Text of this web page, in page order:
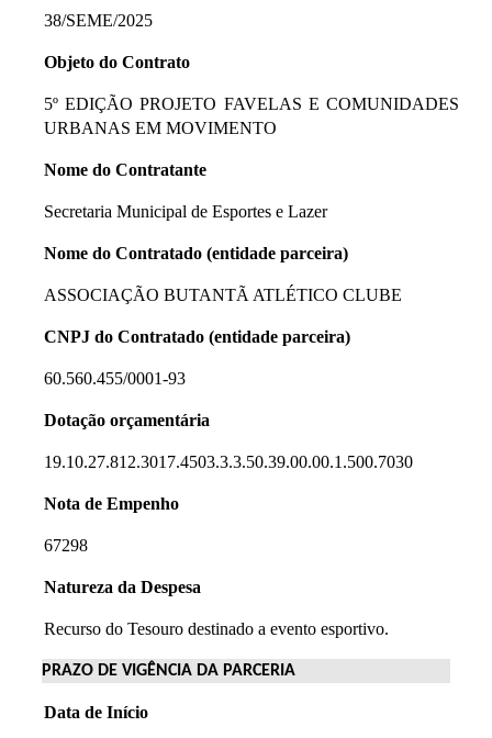
38/SEME/2025
Objeto do Contrato
5º EDIÇÃO PROJETO FAVELAS E COMUNIDADES
URBANAS EM MOVIMENTO
Nome do Contratante
Secretaria Municipal de Esportes e Lazer
Nome do Contratado (entidade parceira)
ASSOCIAÇÃO BUTANTÃ ATLÉTICO CLUBE
CNPJ do Contratado (entidade parceira)
60.560.455/0001-93
Dotação orçamentária
19.10.27.812.3017.4503.3.3.50.39.00.00.1.500.7030
Nota de Empenho
67298
Natureza da Despesa
Recurso do Tesouro destinado a evento esportivo.
PRAZO DE VIGÊNCIA DA PARCERIA
Data de Início